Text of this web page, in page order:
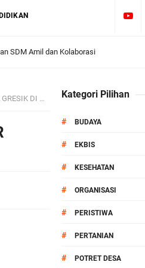
SDM Amil dan Kolaborasi
Dunia
MALAYSIA Kategori Pilihan
# BUDAYA
# EKBIS
# KESEHATAN
# ORGANISASI
# PERISTIWA
# PERTANIAN
# POTRET DESA